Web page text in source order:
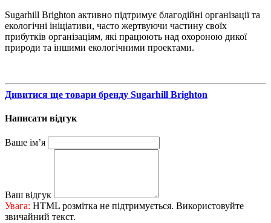
Sugarhill Brighton активно підтримує благодійні організації та
екологічні ініціативи, часто жертвуючи частину своїх
прибутків організаціям, які працюють над охороною дикої
природи та іншими екологічними проектами.
Дивитися ще товари бренду Sugarhill Brighton
Написати відгук
Ваше ім’я
Ваш відгук
Увага: HTML розмітка не підтримується. Використовуйте
звичайний текст.